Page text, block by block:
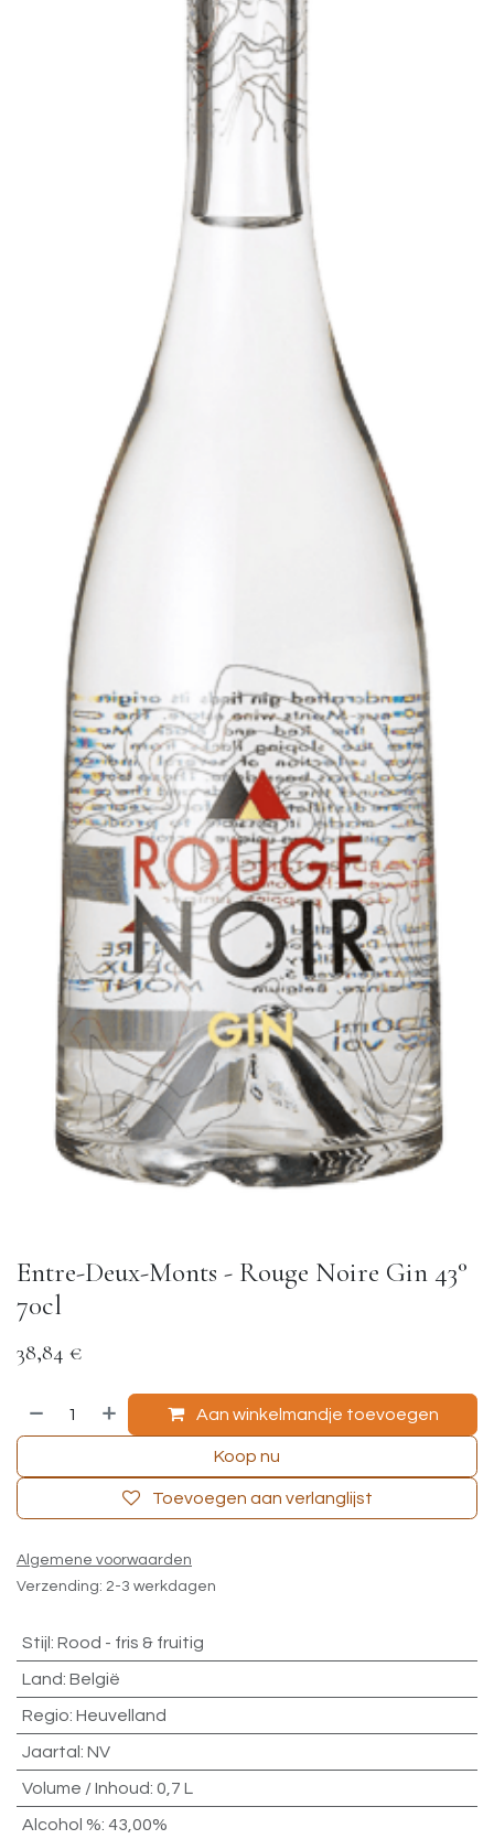
Entre-Deux-Monts - Rouge Noire Gin 43°
70cl
38,84 €
Aan winkelmandje toevoegen
Koop nu
Toevoegen aan verlanglijst
Algemene voorwaarden
Verzending: 2-3 werkdagen
Stijl : Rood - fris & fruitig
Land: België
Regio: Heuvelland
Jaartal : NV
Volume / Inhoud: 0,7 L
Alcohol %: 43,00%